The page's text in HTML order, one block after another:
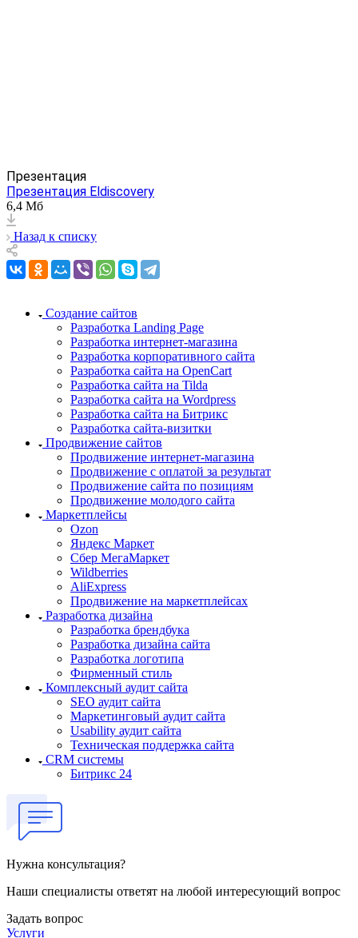
Презентация
Презентация Eldiscovery
6,4 Мб
Назад к списку
Создание сайтов
Разработка Landing Page
Разработка интернет-магазина
Разработка корпоративного сайта
Разработка сайта на OpenCart
Разработка сайта на Tilda
Разработка сайта на Wordpress
Разработка сайта на Битрикс
Разработка сайта-визитки
Продвижение сайтов
Продвижение интернет-магазина
Продвижение с оплатой за результат
Продвижение сайта по позициям
Продвижение молодого сайта
Маркетплейсы
Ozon
Яндекс Маркет
Сбер МегаМаркет
Wildberries
AliExpress
Продвижение на маркетплейсах
Разработка дизайна
Разработка брендбука
Разработка дизайна сайта
Разработка логотипа
Фирменный стиль
Комплексный аудит сайта
SEO аудит сайта
Маркетинговый аудит сайта
Usability аудит сайта
Техническая поддержка сайта
CRM системы
Битрикс 24
Нужна консультация?
Наши специалисты ответят на любой интересующий вопрос
Задать вопрос
Услуги